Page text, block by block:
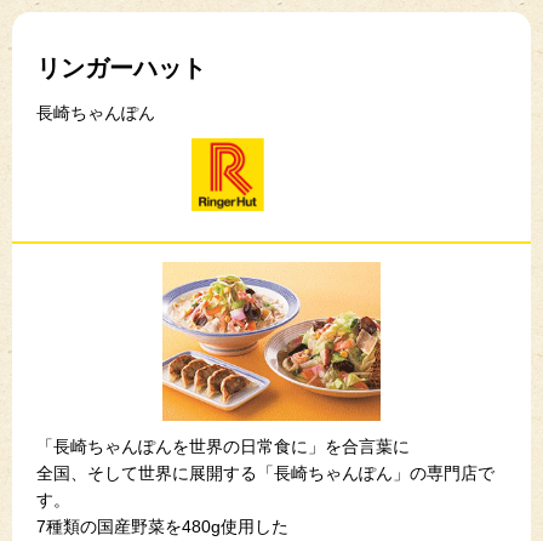
リンガーハット
長崎ちゃんぽん
「長崎ちゃんぽんを世界の日常食に」を合言葉に
全国、そして世界に展開する「長崎ちゃんぽん」の専門店で
す。
7種類の国産野菜を480g使用した